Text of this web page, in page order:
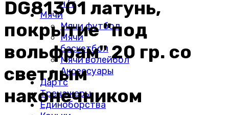
н/т
Мячи
Мячи футбол
Мячи
баскетбол
Мячи волейбол
Аксессуары
Дартс
Тренажеры
Единоборства
DG81301 латунь,
покрытие "под
вольфрам" 20 гр. со
светлым
наконечником